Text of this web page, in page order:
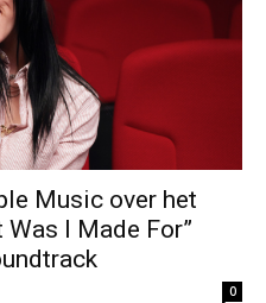
Music over het
Was I Made For”
0